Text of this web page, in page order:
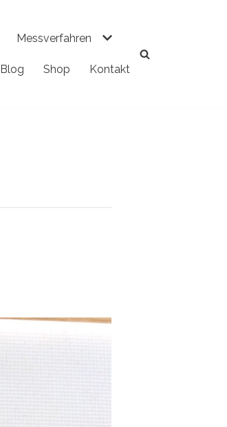
Messverfahren
Blog Shop Kontakt